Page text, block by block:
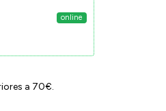
online
a 70€.